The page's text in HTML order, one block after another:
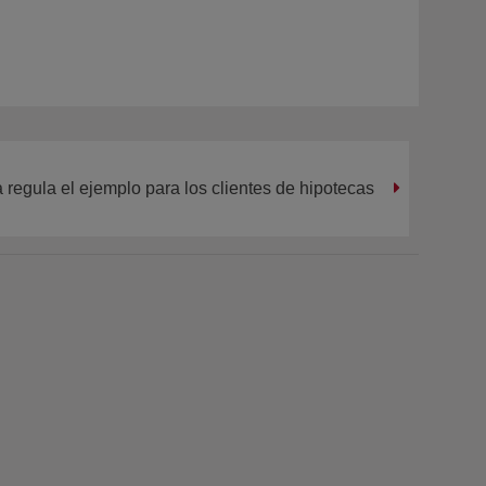
regula el ejemplo para los clientes de hipotecas